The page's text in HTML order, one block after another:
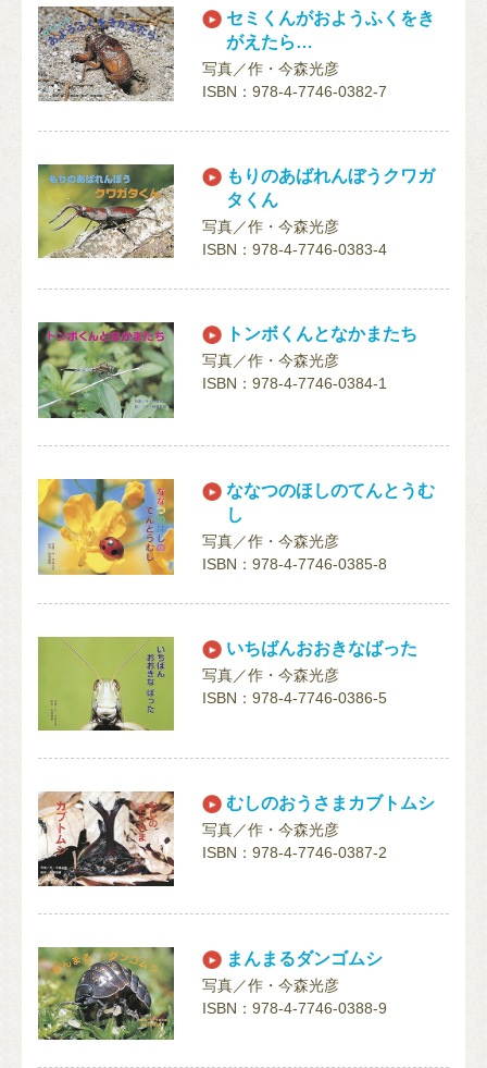
セミくんがおようふくをき
がえたら…
写真／作・今森光彦
ISBN：978-4-7746-0382-7
もりのあばれんぼうクワガ
タくん
写真／作・今森光彦
ISBN：978-4-7746-0383-4
トンボくんとなかまたち
写真／作・今森光彦
ISBN：978-4-7746-0384-1
ななつのほしのてんとうむ
し
写真／作・今森光彦
ISBN：978-4-7746-0385-8
いちばんおおきなばった
写真／作・今森光彦
ISBN：978-4-7746-0386-5
むしのおうさまカブトムシ
写真／作・今森光彦
ISBN：978-4-7746-0387-2
まんまるダンゴムシ
写真／作・今森光彦
ISBN：978-4-7746-0388-9